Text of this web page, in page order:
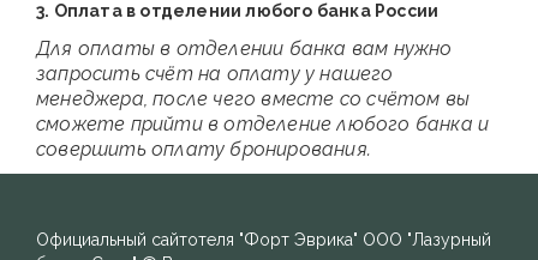
3. Оплата в отделении любого банка России
Для оплаты в отделении банка вам нужно
запросить счёт на оплату у нашего
менеджера, после чего вместе со счётом вы
сможете прийти в отделение любого банка и
совершить оплату бронирования.
Официальный сайтотеля "Форт Эврика" ООО "Лазурный